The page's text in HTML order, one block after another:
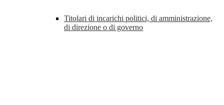
Titolari di incarichi politici, di amministrazione,
di direzione o di governo